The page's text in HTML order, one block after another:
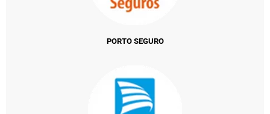
PORTO SEGURO